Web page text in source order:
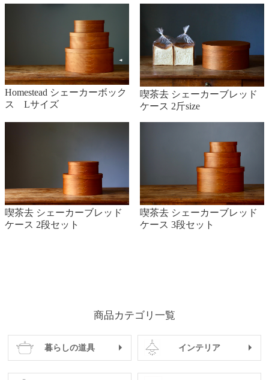
Homestead シェーカーボック
ス Lサイズ
喫茶去 シェーカーブレッド
ケース 2斤size
喫茶去 シェーカーブレッド
ケース 2段セット
喫茶去 シェーカーブレッド
ケース 3段セット
商品カテゴリ一覧
暮らしの道具 インテリア